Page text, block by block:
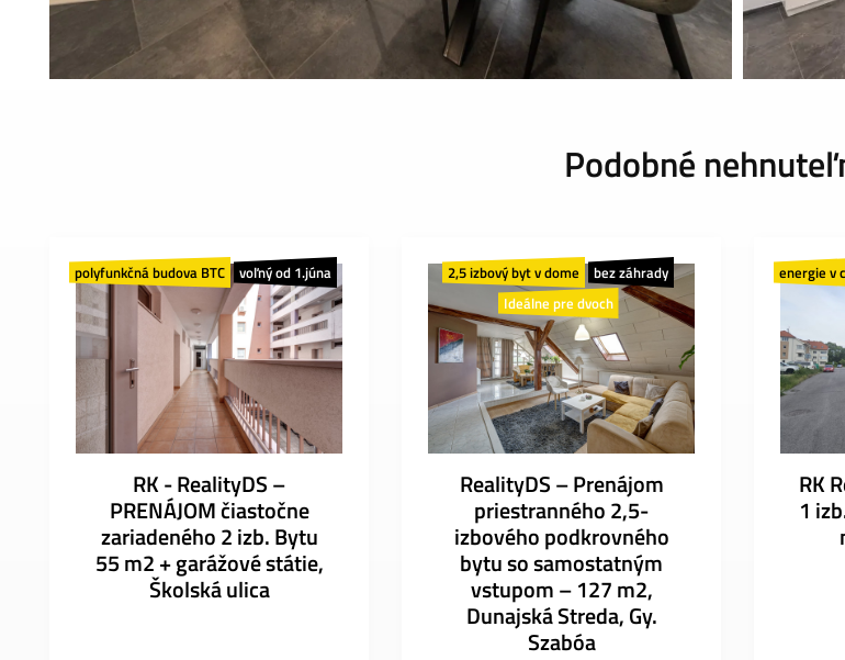
Podobné
polyfunkčná budova BTC voľný od 1.júna
RK - RealityDS –
PRENÁJOM čiastočne
zariadeného 2 izb. Bytu
55 m2 + garážové státie,
Školská ulica
2,5 izbový byt v dome
bez záhrady
Ideálne pre dvoch
RealityDS – Prenájom
priestranného 2,5-
izbového podkrovného
bytu so samostatným
vstupom – 127 m2,
Dunajská Streda, Gy.
Szabóa
energie v
RK
1